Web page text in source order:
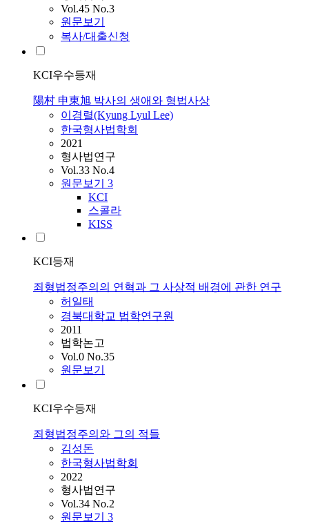
Vol.45 No.3
원문보기
복사/대출신청
KCI우수등재
陽村 申東旭 박사의 생애와 형법사상
이경렬(Kyung Lyul Lee)
한국형사법학회
2021
형사법연구
Vol.33 No.4
원문보기 3
KCI
스콜라
KISS
KCI등재
죄형법정주의의 연혁과 그 사상적 배경에 관한 연구
허일태
경북대학교 법학연구원
2011
법학논고
Vol.0 No.35
원문보기
KCI우수등재
죄형법정주의와 그의 적들
김성돈
한국형사법학회
2022
형사법연구
Vol.34 No.2
원문보기 3